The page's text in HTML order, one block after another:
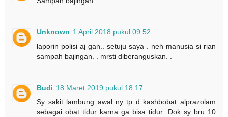
Unknown 1 April 2018 pukul 09.52
laporin polisi aj gan.. setuju saya . neh manusia si rian
sampah bajingan. . mrsti diberanguskan. .
Budi 18 Maret 2019 pukul 18.17
Sy sakit lambung awal ny tp d kashbobat alprazolam
sebagai obat tidur karna ga bisa tidur .Dok sy bru 10